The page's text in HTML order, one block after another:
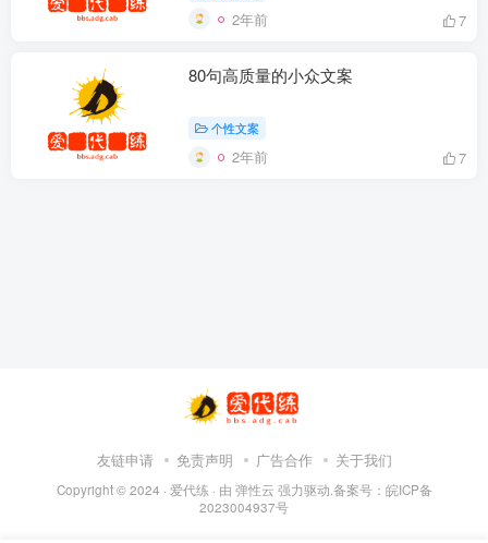
2年前 7
80句高质量的小众文案
个性文案
2年前 7
友链申请 免责声明 广告合作 关于我们
Copyright © 2024 · 爱代练 · 由 弹性云 强力驱动.备案号： 皖ICP备
2023004937号